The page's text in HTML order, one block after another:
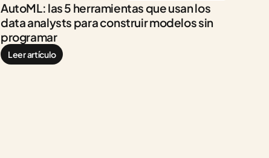
AutoML: las 5 herramientas que usan los
data analysts para construir modelos sin
programar
Leer artículo